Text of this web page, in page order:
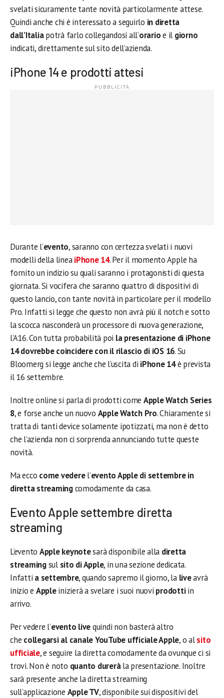
svelati sicuramente tante novità particolarmente attese.
Quindi anche chi è interessato a seguirlo in diretta
dall’Italiapotrà farlo collegandosi all’orarioe il giorno
indicati, direttamente sul sito dell’azienda.
iPhone 14 e prodotti attesi
Durante l’evento, saranno con certezza svelati i nuovi
modelli della lineaiPhone 14. Per il momento Apple ha
fornito un indizio su quali saranno i protagonisti di questa
giornata. Si vocifera che saranno quattro di dispositivi di
questo lancio, con tante novità in particolare per il modello
Pro. Infatti si legge che questo non avrà più il notch e sotto
la scocca nasconderà un processore di nuova generazione,
l’A16. Con tutta probabilità poi la presentazione di iPhone
14 dovrebbe coincidere con il rilascio di iOS 16. Su
Bloomerg si legge anche che l’uscita di iPhone 14è prevista
il 16 settembre.
Inoltre online si parla di prodotti come Apple Watch Series
8, e forse anche un nuovo Apple Watch Pro. Chiaramente si
tratta di tanti device solamente ipotizzati, ma non è detto
che l’azienda non ci sorprenda annunciando tutte queste
novità.
Ma ecco come vederel’evento Apple di settembre in
diretta streamingcomodamente da casa.
Evento Apple settembre diretta
streaming
L’evento Apple keynotesarà disponibile alla diretta
streamingsul sito di Apple, in una sezione dedicata.
Infatti a settembre, quando sapremo il giorno, la liveavrà
inizio e Appleinizierà a svelare i suoi nuovi prodottiin
arrivo.
Per vedere l’evento livequindi non basterà altro
che collegarsi al canale YouTube ufficiale Apple, o alsito
ufficiale, e seguire la diretta comodamente da ovunque ci si
trovi. Non è noto quanto dureràla presentazione. Inoltre
sarà presente anche la diretta streaming
sull’applicazione Apple TV, disponibile sui dispositivi del